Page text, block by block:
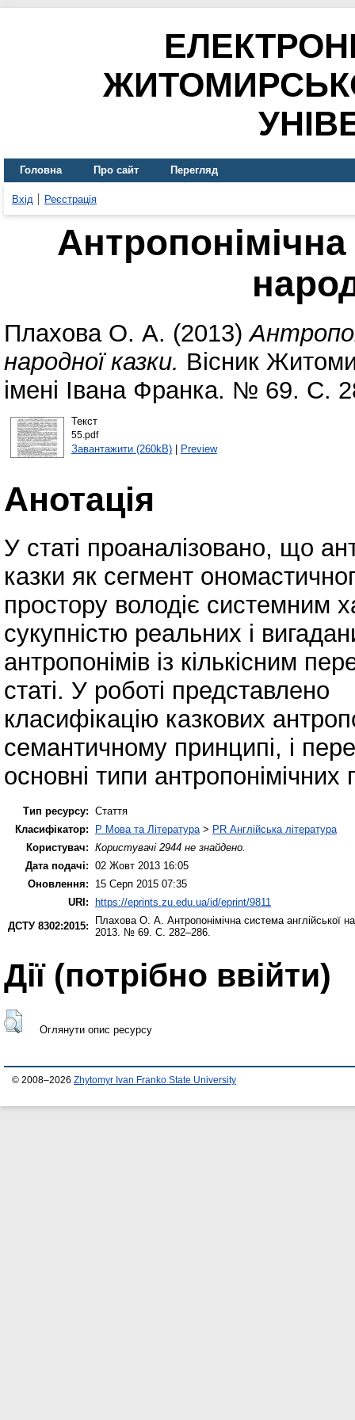
Головна Про сайт Перегляд
Вхід Реєстрація
Антропонімічна
Плахова О. А. (2013)
народної казки. Вісник
імені Івана Франка. № 69. С.
Текст
55.pdf
Завантажити (260kB)| Preview
Анотація
У статі проаналізовано, що
казки як сегмент
простору володіє системним
сукупністю реальних і
антропонімів із кількісним
статі. У роботі представлено
класифікацію казкових
семантичному принципі, і
основні типи антропонімічних
Тип ресурсу: Стаття
Класифікатор:
P Мова та Література > PR Англійська література
Користувач: Користувачі 2944 не знайдено.
Дата подачі: 02 Жовт 2013 16:05
Оновлення:
15 Серп 2015 07:35
URI: https://eprints.zu.edu.ua/id/eprint/9811
ДСТУ 8302:2015:
Плахова О. А. Антропонімічна система англійської
2013. № 69. С. 282–286.
Дії ​​(потрібно ввійти)
Оглянути опис ресурсу
© 2008–2026 Zhytomyr Ivan Franko State University